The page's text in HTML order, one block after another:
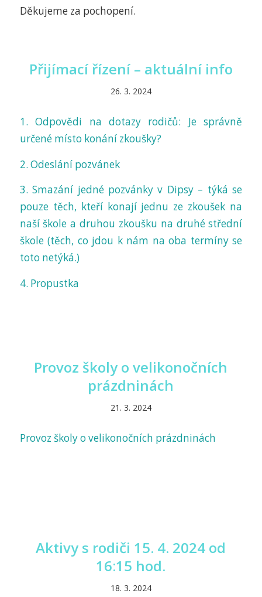
Děkujeme za pochopení.
Přijímací řízení – aktuální info
26. 3. 2024
1. Odpovědi na dotazy rodičů: Je správně
určené místo konání zkoušky?
2. Odeslání pozvánek
3. Smazání jedné pozvánky v Dipsy – týká se
pouze těch, kteří konají jednu ze zkoušek na
naší škole a druhou zkoušku na druhé střední
škole (těch, co jdou k nám na oba termíny se
toto netýká.)
4. Propustka
Provoz školy o velikonočních
prázdninách
21. 3. 2024
Provoz školy o velikonočních prázdninách
Aktivy s rodiči 15. 4. 2024 od
16:15 hod.
18. 3. 2024